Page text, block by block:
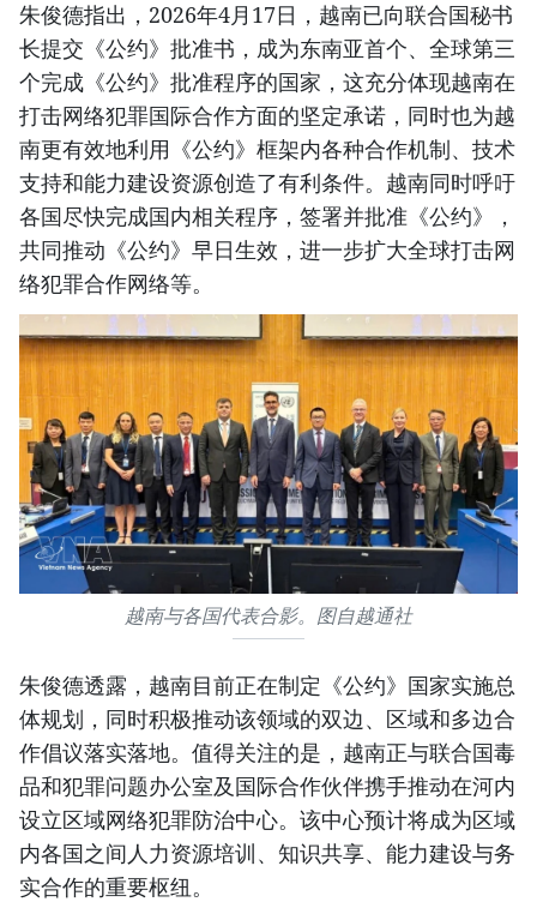
朱俊德指出，2026年4月17日，越南已向联合国秘书
长提交《公约》批准书，成为东南亚首个、全球第三
个完成《公约》批准程序的国家，这充分体现越南在
打击网络犯罪国际合作方面的坚定承诺，同时也为越
南更有效地利用《公约》框架内各种合作机制、技术
支持和能力建设资源创造了有利条件。越南同时呼吁
各国尽快完成国内相关程序，签署并批准《公约》，
共同推动《公约》早日生效，进一步扩大全球打击网
络犯罪合作网络等。
越南与各国代表合影。图自越通社
朱俊德透露，越南目前正在制定《公约》国家实施总
体规划，同时积极推动该领域的双边、区域和多边合
作倡议落实落地。值得关注的是，越南正与联合国毒
品和犯罪问题办公室及国际合作伙伴携手推动在河内
设立区域网络犯罪防治中心。该中心预计将成为区域
内各国之间人力资源培训、知识共享、能力建设与务
实合作的重要枢纽。